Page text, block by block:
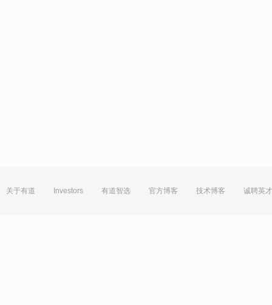
关于有道 Investors 有道智选 官方博客 技术博客 诚聘英才